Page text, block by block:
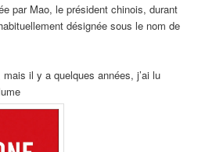
par Mao, le président chinois, durant
désignée sous le nom de
il y a quelques années, j’ai lu